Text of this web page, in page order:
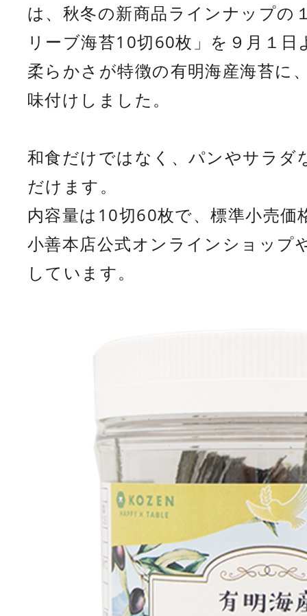
は、秋冬の新商品ラインナップの
リーブ海苔10切60枚」を９月１
柔らかさが特徴の有明海産海苔に
味付けしました。
和食だけではなく、パンやサラダ
だけます。
内容量は10切60枚で、標準小売価
小善本店公式オンラインショップ